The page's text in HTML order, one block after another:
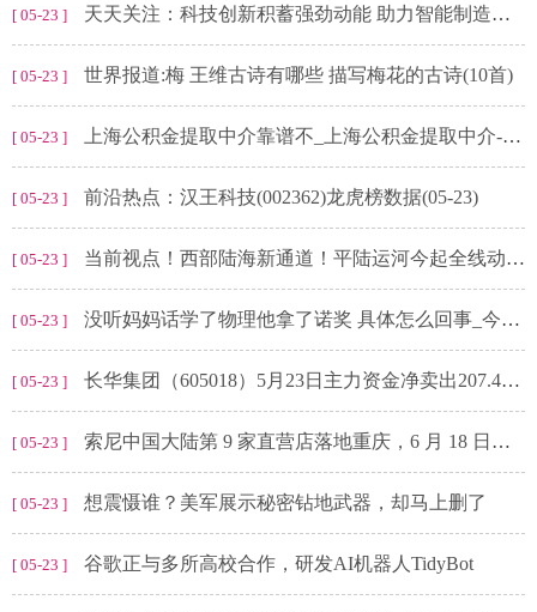
[ 05-23 ] 天天关注：科技创新积蓄强劲动能 助力智能制造跑出“加速度”
[ 05-23 ] 世界报道:梅 王维古诗有哪些 描写梅花的古诗(10首)
[ 05-23 ] 上海公积金提取中介靠谱不_上海公积金提取中介-焦点资讯
[ 05-23 ] 前沿热点：汉王科技(002362)龙虎榜数据(05-23)
[ 05-23 ] 当前视点！西部陆海新通道！平陆运河今起全线动工建设
[ 05-23 ] 没听妈妈话学了物理他拿了诺奖 具体怎么回事_今日热讯
[ 05-23 ] 长华集团（605018）5月23日主力资金净卖出207.43万元
[ 05-23 ] 索尼中国大陆第 9 家直营店落地重庆，6 月 18 日开业
[ 05-23 ] 想震慑谁？美军展示秘密钻地武器，却马上删了
[ 05-23 ] 谷歌正与多所高校合作，研发AI机器人TidyBot